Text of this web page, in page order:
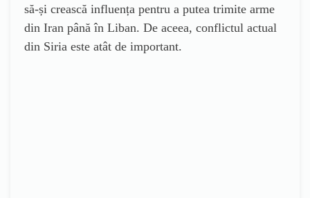
să-și crească influența pentru a putea trimite arme
din Iran până în Liban. De aceea, conflictul actual
din Siria este atât de important.